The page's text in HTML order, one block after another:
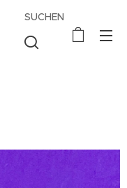
SUCHEN